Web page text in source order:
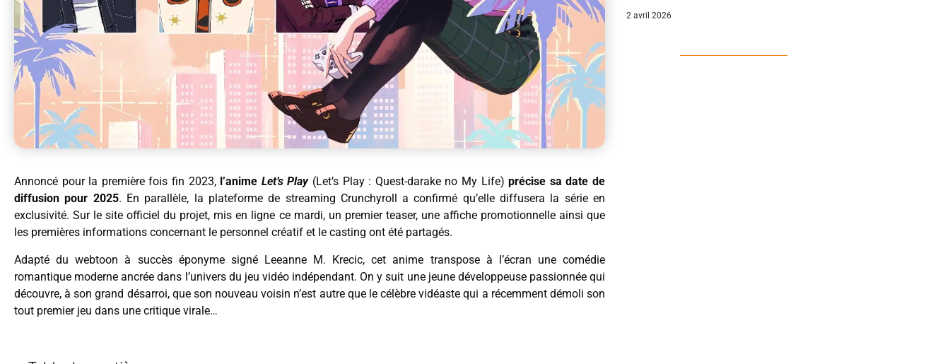
Annoncé pour la première fois fin 2023, l’anime Let’s Play(Let’s Play : Quest-darake no My Life)précise sa date de
diffusion pour 2025. En parallèle, la plateforme de streaming Crunchyroll a confirmé qu’elle diffusera la série en
exclusivité. Sur le site officiel du projet, mis en ligne ce mardi, un premier teaser, une affiche promotionnelle ainsi que
les premières informations concernant le personnel créatif et le casting ont été partagés.
Adapté du webtoon à succès éponyme signé Leeanne M. Krecic, cet anime transpose à l’écran une comédie
romantique moderne ancrée dans l’univers du jeu vidéo indépendant. On y suit une jeune développeuse passionnée qui
découvre, à son grand désarroi, que son nouveau voisin n’est autre que le célèbre vidéaste qui a récemment démoli son
tout premier jeu dans une critique virale…
2 avril 2026